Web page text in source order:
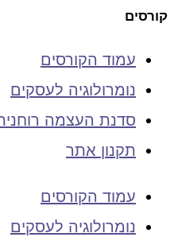
קורסים
עמוד הקורסים
נומרולוגיה לעסקים
סדנת העצמה
תקנון אתר
עמוד הקורסים
נומרולוגיה לעסקים